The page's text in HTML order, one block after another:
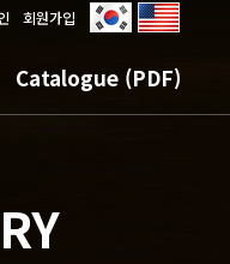
회원가입
Catalogue (PDF)